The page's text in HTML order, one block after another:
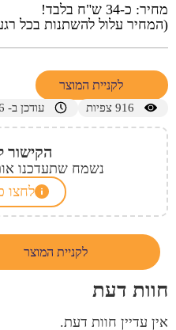
מחיר: כ-34 ש"ח בלבד!
(המחיר עלול להשתנות בכל
לקניית המוצר
916 צפיות עודכן ב- 20/04/2026
הקישור
נשמח שתעדכנו
לחצו
לקניית המוצר
חוות דעת
אין עדיין חוות דעת.